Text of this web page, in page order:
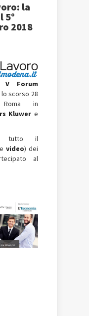
la
5°
2018
V Forum
scorso 28
in
Kluwer e
tutto il
e video) dei
al